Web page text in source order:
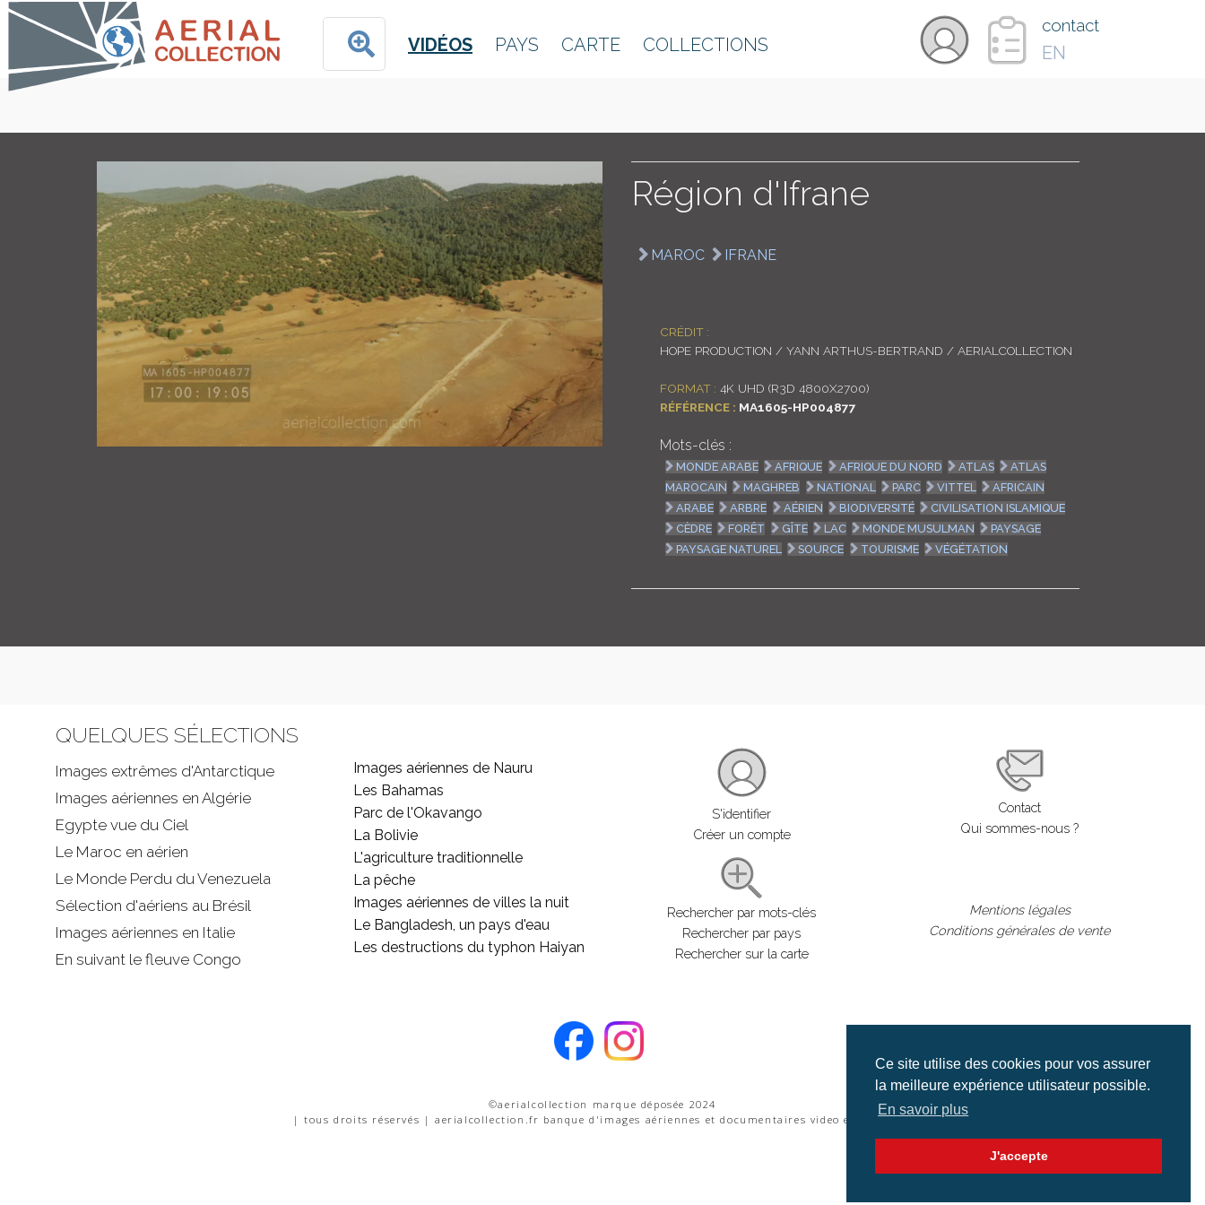
Ce site utilise des cookies pour vos assurer
la meilleure expérience utilisateur possible.
En savoir plus
J'accepte
VIDÉOS PAYS CARTE COLLECTIONS
contact
EN
Région d'Ifrane
MAROC IFRANE
CRÉDIT :
HOPE PRODUCTION / YANN ARTHUS-BERTRAND / AERIALCOLLECTION
FORMAT : 4K UHD (R3D 4800X2700)
RÉFÉRENCE : MA1605-HP004877
Mots-clés :
MONDE ARABE AFRIQUE AFRIQUE DU NORD ATLAS
ATLAS
MAROCAIN
MAGHREB NATIONAL PARC VITTEL
AFRICAIN
ARABE
ARBRE AÉRIEN BIODIVERSITÉ
CIVILISATION ISLAMIQUE
CÈDRE
FORÊT GÎTE LAC MONDE MUSULMAN
PAYSAGE
PAYSAGE NATUREL
SOURCE TOURISME VÉGÉTATION
QUELQUES SÉLECTIONS
Images extrêmes d'Antarctique
Images aériennes en Algérie
Egypte vue du Ciel
Le Maroc en aérien
Le Monde Perdu du Venezuela
Sélection d'aériens au Brésil
Images aériennes en Italie
En suivant le fleuve Congo
Images aériennes de Nauru
Les Bahamas
Parc de l'Okavango
La Bolivie
L'agriculture traditionnelle
La pêche
Images aériennes de villes la nuit
Le Bangladesh, un pays d'eau
Les destructions du typhon Haiyan
S'identifier
Créer un compte
Rechercher par mots-clés
Rechercher par pays
Rechercher sur la carte
Contact
Qui sommes-nous ?
Mentions légales
Conditions générales de vente
©aerialcollection marque déposée 2024
| tous droits réservés | aerialcollection.fr banque d'images aériennes et documentaires video et cinéma |